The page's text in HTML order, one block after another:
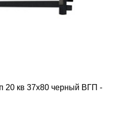
20 кв 37х80 черный ВГП -